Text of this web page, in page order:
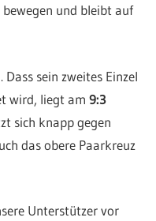
und bleibt auf
Dass sein zweites Einzel
wird, liegt am9:3
sich knapp gegen
das obere Paarkreuz
Unterstützer vor